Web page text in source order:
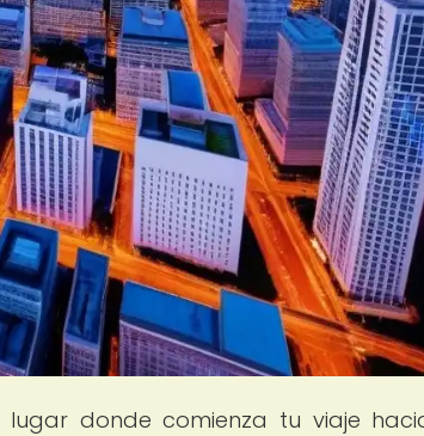
lugar donde comienza tu viaje